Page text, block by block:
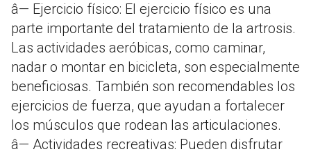
â— Ejercicio físico: El ejercicio físico es una
parte importante del tratamiento de la artrosis.
Las actividades aeróbicas, como caminar,
nadar o montar en bicicleta, son especialmente
beneficiosas. También son recomendables los
ejercicios de fuerza, que ayudan a fortalecer
los músculos que rodean las articulaciones.
â— Actividades recreativas: Pueden disfrutar